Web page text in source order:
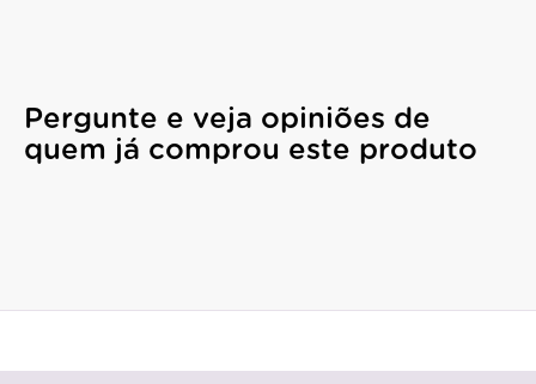
Pergunte e veja opiniões de
quem já comprou este produto